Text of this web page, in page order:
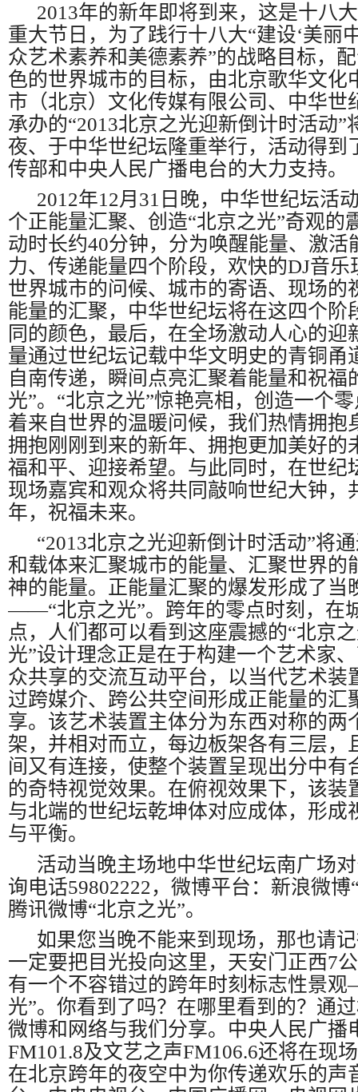
2013年的新年即将到来，这是十八
重大节日，为了践行十八大“建设‘美丽
众艺术素养和美德素养”的战略目标，
色的世界城市的目标，由北京歌华文化
市（北京）文化传媒有限公司、中华世
承办的“2013北京之光迎新倒计时活动”
夜、于中华世纪坛隆重举行，活动得到
传部和中央人民广播电台的大力支持。
2012年12月31日晚，中华世纪坛活
个正能量汇聚、创造“北京之光”奇观的
动时长约40分钟，分为唤醒能量、激活
力、传递能量四个阶段，欢快的DJ音乐
世界城市的问候、城市的寄语、现场的
能量的汇聚，中华世纪坛将在这四个阶
同的颜色，最后，在全场激动人心的迎
量通过世纪坛记载中华文明史的青铜甬
自南传递，瞬间点亮汇聚着能量和祝福
光”。“北京之光”惊艳亮相，创造一个
着来自世界的温暖问候，我们热情拥抱
拥抱刚刚到来的新年、拥抱更加美好的
福和平、迎接希望。与此同时，在世纪
现场嘉宾和观众将共同敲响世纪大钟，
年，祝福未来。
“2013北京之光迎新倒计时活动”将
和载体来汇聚城市的能量、汇聚世界的
神的能量。正能量汇聚的爆发形成了当
――“北京之光”。跨年的零点时刻，在
点，人们都可以看到这座震撼的“北京
光”设计理念正是在于构建一个艺术家
众共享的交流互动平台，以当代艺术装
过跨媒介、跨公共空间形成正能量的汇
享。该艺术装置主体分为东西对称的两
架，并相对而立，每边板架各有三层，
间又有连接，使整个装置呈现出分中有
的奇特视觉效果。在俯视效果下，该装
与北端的世纪坛乾坤体对应成体，形成
与平衡。
活动当晚主场地中华世纪坛南广场
询电话59802222，微博平台：新浪微博
腾讯微博“北京之光”。
如果您当晚不能来到现场，那也请
一定要把目光投向这里，天安门正西7
有一个不容错过的跨年时刻标志性景
光”。你看到了吗？在哪里看到的？通
微博和网络与我们分享。 中央人民广播
FM101.8及文艺之声FM106.6还将在现
在北京跨年的夜空中为你传递欢乐的声